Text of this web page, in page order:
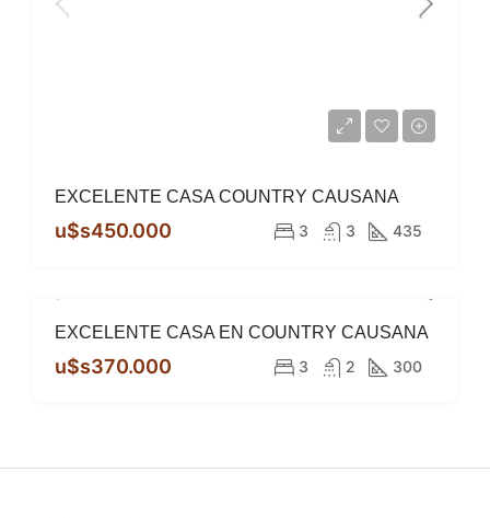
EXCELENTE CASA COUNTRY CAUSANA
u$s450.000 3 3 435
DESTACADO VENTA ESCRITURA
EXCELENTE CASA EN COUNTRY CAUSANA
u$s370.000 3 2 300